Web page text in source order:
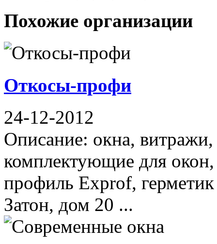
Похожие организации
Откосы-профи
24-12-2012
Описание: окна,
комплектующие для
профиль Exprof,
Затон, дом 20 ...